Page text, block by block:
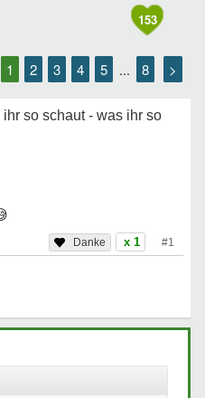
153
1 2 3 4 5 ... 8 >
so schaut - was ihr so
x 1 #1